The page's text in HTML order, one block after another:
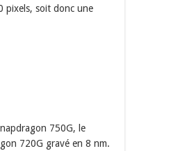
pixels, soit donc une
750G, le
720G gravé en 8 nm.